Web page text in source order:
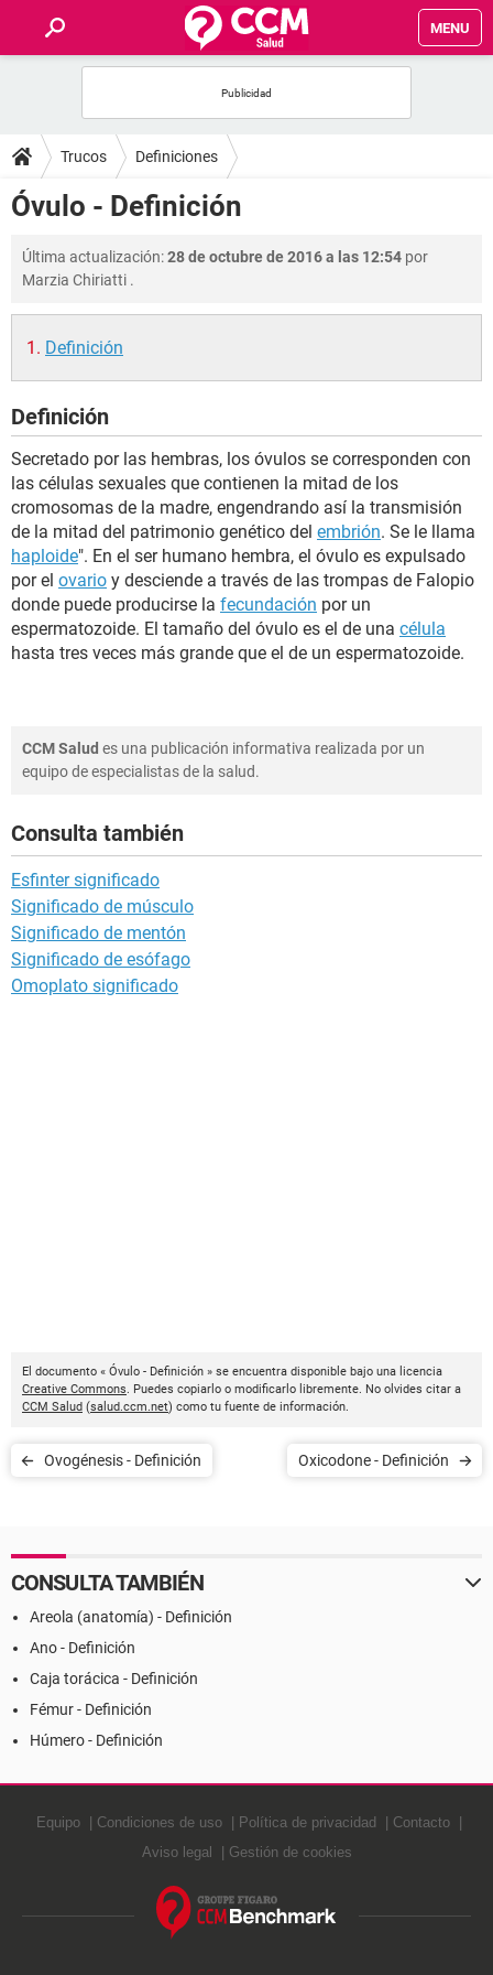
MENU
FOROS
SALUD
FAMILIA
NUTRICIÓN
SEXUALIDAD
GLOSARIO
Trucos Definiciones
Óvulo - Definición
Última actualización:28 de octubre de 2016 a las 12:54 por
Marzia Chiriatti .
Definición
Definición
Secretado por las hembras, los óvulos se corresponden con
las células sexuales que contienen la mitad de los
cromosomas de la madre, engendrando así la transmisión
de la mitad del patrimonio genético del embrión. Se le llama
haploide". En el ser humano hembra, el óvulo es expulsado
por el ovario y desciende a través de las trompas de Falopio
donde puede producirse la fecundación por un
espermatozoide. El tamaño del óvulo es el de una célula
hasta tres veces más grande que el de un espermatozoide.
CCM Salud es una publicación informativa realizada por un
equipo de especialistas de la salud.
Consulta también
Esfinter significado
Significado de músculo
Significado de mentón
Significado de esófago
Omoplato significado
El documento « Óvulo - Definición » se encuentra disponible bajo una licencia
Creative Commons. Puedes copiarlo o modificarlo libremente. No olvides citar a
CCM Salud (salud.ccm.net) como tu fuente de información.
Ovogénesis - Definición Oxicodone - Definición
CONSULTA TAMBIÉN
Areola (anatomía) - Definición
Ano - Definición
Caja torácica - Definición
Fémur - Definición
Húmero - Definición
Equipo Condiciones de uso Política de privacidad
Contacto
Aviso legal
Gestión de cookies